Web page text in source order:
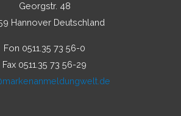
Georgstr. 48
Hannover Deutschland
Fon 0511.35 73 56-0
Fax 0511.35 73 56-29